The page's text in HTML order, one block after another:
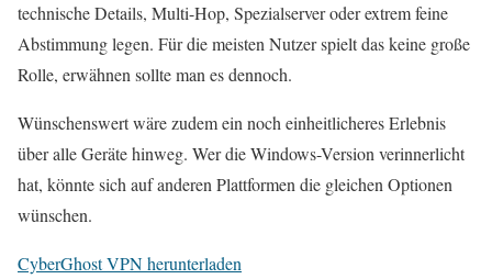
technische Details, Multi-Hop, Spezialserver oder extrem feine
Abstimmung legen. Für die meisten Nutzer spielt das keine große
Rolle, erwähnen sollte man es dennoch.
Wünschenswert wäre zudem ein noch einheitlicheres Erlebnis
über alle Geräte hinweg. Wer die Windows-Version verinnerlicht
hat, könnte sich auf anderen Plattformen die gleichen Optionen
wünschen.
CyberGhost VPN herunterladen